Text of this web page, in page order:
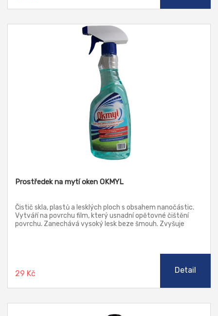
Prostředek na mytí oken OKMYL
Čistič skla, plastů a lesklých ploch s obsahem nanočástic.
Vytváří na povrchu film, který usnadní opětovné čištění
povrchu. Zanechává vysoký lesk beze šmouh. Zvyšuje
29 Kč Detail